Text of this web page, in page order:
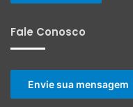
Fale Conosco
Envie sua mensagem